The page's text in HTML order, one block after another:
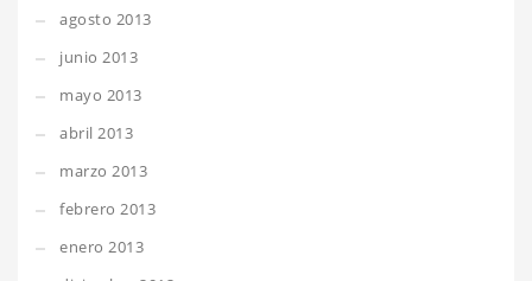
agosto 2013
junio 2013
mayo 2013
abril 2013
marzo 2013
febrero 2013
enero 2013